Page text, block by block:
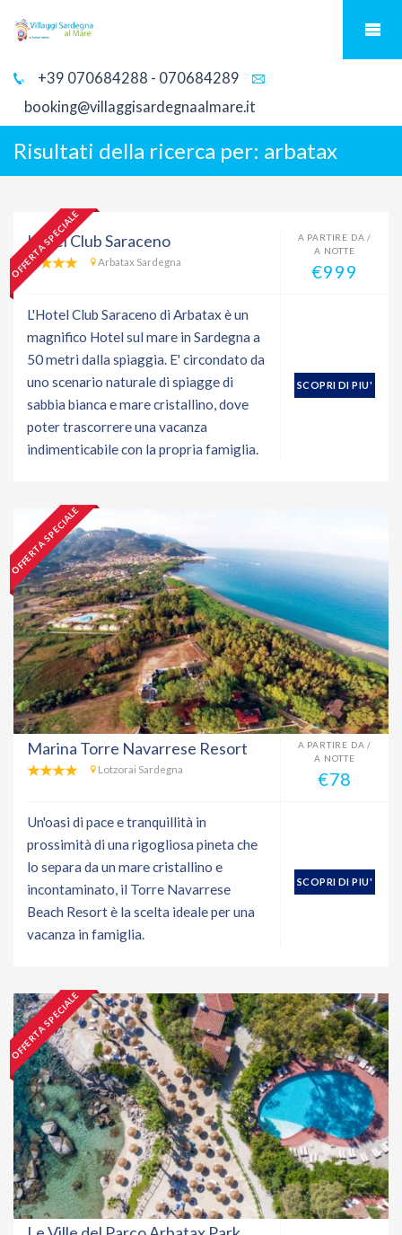
+39 070684288 - 070684289
booking@villaggisardegnaalmare.it
Risultati della ricerca per: arbatax
OFFERTA SPECIALE
Hotel Club Saraceno
Arbatax Sardegna
A PARTIRE DA /
A NOTTE
€999
L'Hotel Club Saraceno di Arbatax è un
magnifico Hotel sul mare in Sardegna a
50 metri dalla spiaggia. E' circondato da
uno scenario naturale di spiagge di
sabbia bianca e mare cristallino, dove
poter trascorrere una vacanza
indimenticabile con la propria famiglia.
SCOPRI DI PIU'
OFFERTA SPECIALE
Marina Torre Navarrese Resort
Lotzorai Sardegna
A PARTIRE DA /
A NOTTE
€78
Un'oasi di pace e tranquillità in
prossimità di una rigogliosa pineta che
lo separa da un mare cristallino e
incontaminato, il Torre Navarrese
Beach Resort è la scelta ideale per una
vacanza in famiglia.
SCOPRI DI PIU'
OFFERTA SPECIALE